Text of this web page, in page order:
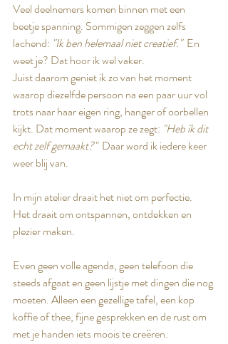
Veel deelnemers komen binnen met een
beetje spanning. Sommigen zeggen zelfs
lachend: "Ik ben helemaal niet creatief."
  En
weet je? Dat hoor ik wel vaker.
Juist daarom geniet ik zo van het moment
waarop diezelfde persoon na een paar uur vol
trots naar haar eigen ring, hanger of oorbellen
kijkt. Dat moment waarop ze zegt: "Heb ík dit
echt zelf gemaakt?"
  Daar word ik iedere keer
weer blij van.
In mijn atelier draait het niet om perfectie.
Het draait om ontspannen, ontdekken en
plezier maken.
Even geen volle agenda, geen telefoon die
steeds afgaat en geen lijstje met dingen die nog
moeten. Alleen een gezellige tafel, een kop
koffie of thee, fijne gesprekken en de rust om
met je handen iets moois te creëren.